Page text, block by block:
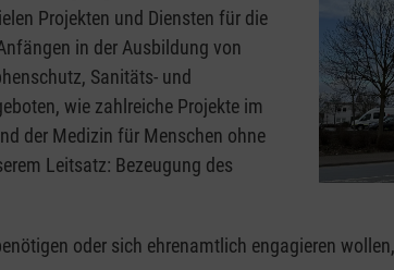
Projekten und Diensten für die
in der Ausbildung von
Sanitäts- und
wie zahlreiche Projekte im
der Medizin für Menschen ohne
Leitsatz: Bezeugung des
oder sich ehrenamtlich engagieren